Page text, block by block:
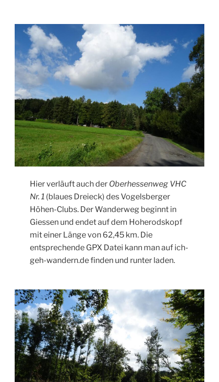
Hier verläuft auch der Oberhessenweg VHC
Nr. 1 (blaues Dreieck) des Vogelsberger
Höhen-Clubs. Der Wanderweg beginnt in
Giessen und endet auf dem Hoherodskopf
mit einer Länge von 62,45 km. Die
entsprechende GPX Datei kann man auf ich-
geh-wandern.de finden und runter laden.